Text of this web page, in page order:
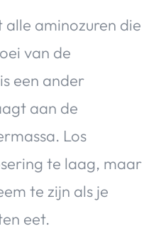
aminozuren die
van de
een ander
aan de
Los
te laag, maar
te zijn als je
eet.